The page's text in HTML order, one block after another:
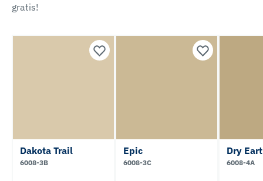
gratis!
Dakota Trail
6008-3B
Epic
6008-3C
Dry
6008-4A